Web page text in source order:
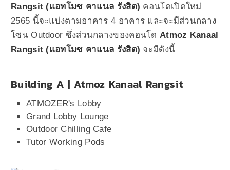
Rangsit (แอทโมซ คาแนล รังสิต) คอนโดเปิดใหม่
2565 นี้จะแบ่งตามอาคาร 4 อาคาร และจะมีส่วนกลาง
โซน Outdoor ซึ่งส่วนกลางของคอนโด Atmoz Kanaal
Rangsit (แอทโมซ คาแนล รังสิต) จะมีดังนี้
Building A | Atmoz Kanaal Rangsit
ATMOZER's Lobby
Grand Lobby Lounge
Outdoor Chilling Cafe
Tutor Working Pods